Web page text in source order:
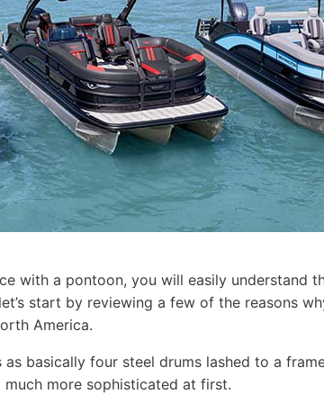
with a pontoon, you will easily understand
start by reviewing a few of the reasons
America.
basically four steel drums lashed to a
more sophisticated at first.